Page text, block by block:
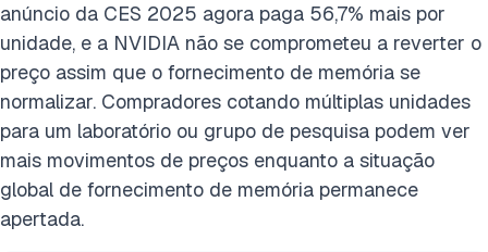
anúncio da CES 2025 agora paga 56,7% mais por
unidade, e a NVIDIA não se comprometeu a reverter o
preço assim que o fornecimento de memória se
normalizar. Compradores cotando múltiplas unidades
para um laboratório ou grupo de pesquisa podem ver
mais movimentos de preços enquanto a situação
global de fornecimento de memória permanece
apertada.